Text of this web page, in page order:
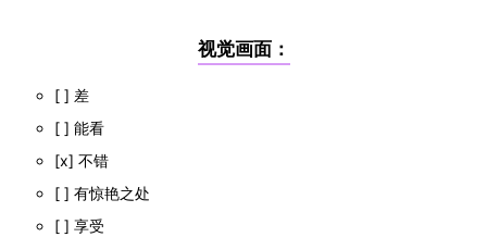
视觉画面：
[ ] 差
[ ] 能看
[x] 不错
[ ] 有惊艳之处
[ ] 享受